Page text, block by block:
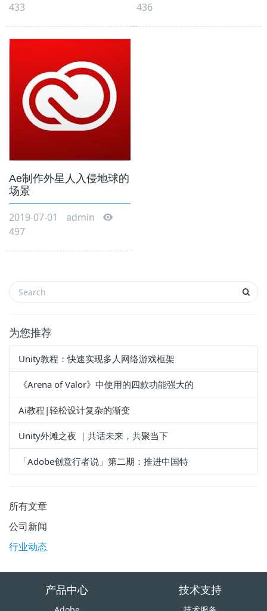
433
436
Ae制作外星人入侵地球的
场景
2019-07-01
admin
497
为您推荐
Unity教程：快速实现多人网络游戏框架
《Arena of Valor》中使用的四款功能强大的
Ai教程|轻松设计复杂的渐变
Unity外滩之夜 ｜共话未来，共聚当下
「Adobe创意行者说」第二期：推进中国特
所有文章
公司新闻
行业动态
产品中心 技术支持